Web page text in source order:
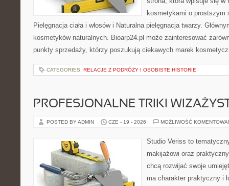
kosmetykami o prostszym
Pielęgnacja ciała i włosów i Naturalna pielęgnacja twarzy.
kosmetyków naturalnych. Bioarp24.pl może zainteresować
punkty sprzedaży, którzy poszukują ciekawych marek
CATEGORIES: RELACJE Z PODRÓŻY I OSOBISTE HISTORIE
PROFESJONALNE TRIKI
POSTED BY ADMIN CZE - 19 - 2026 MOŻLIWOŚĆ
Studio Veriss to
makijażowi oraz
chcą rozwijać swoje
ma charakter praktyczny i